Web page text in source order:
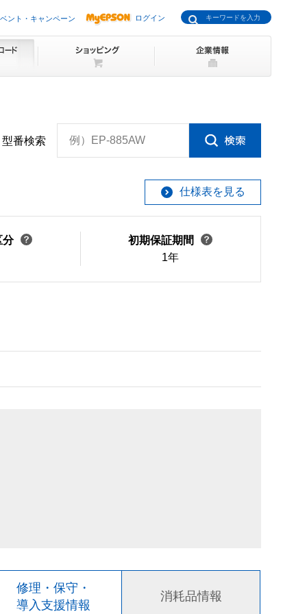
ント・キャンペーン ログイン
型番検索 例）EP-885AW
仕様表を見る
分
初期保証期間
1年
修理・保守・
導入支援情報
消耗品情報